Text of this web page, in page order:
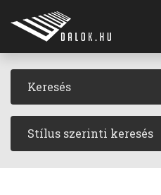
Stílus szerinti keresés